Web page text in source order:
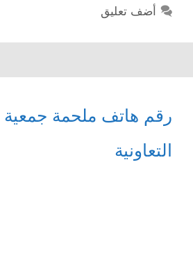
أضف تعليق
رقم هاتف ملحمة
التعاونية